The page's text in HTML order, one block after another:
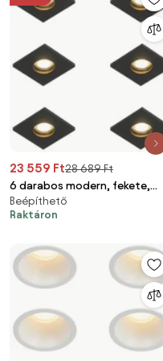
23 559 Ft28 689 Ft
6 darabos modern, fekete,
süllyesztett fürdőszobai
spotlámpa szett - Doku
Beépíthető
Raktáron